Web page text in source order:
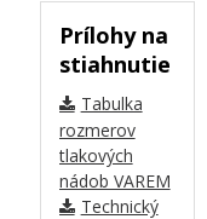
Prílohy na
stiahnutie
Tabulka
rozmerov
tlakových
nádob VAREM
Technický